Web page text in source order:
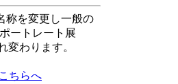
称を変更し一般の
ートレート展
変わります。
ちらへ